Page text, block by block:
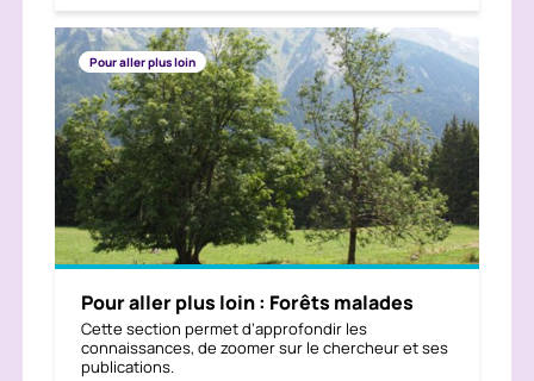
Pour aller plus loin
Pour aller plus loin : Forêts malades
Cette section permet d’approfondir les
connaissances, de zoomer sur le chercheur et ses
publications.